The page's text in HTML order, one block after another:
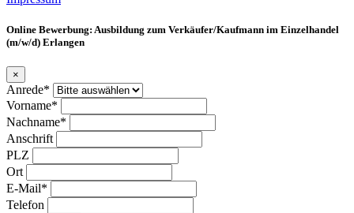
Online Bewerbung: Ausbildung zum Verkäufer/Kaufmann im Einzelhandel
(m/w/d) Erlangen
×
Anrede*
Vorname*
Nachname*
Anschrift
PLZ
Ort
E-Mail*
Telefon